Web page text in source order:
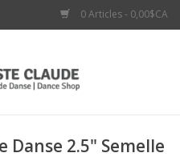
0 Articles - 0,00$CA
Danse 2.5" Semelle